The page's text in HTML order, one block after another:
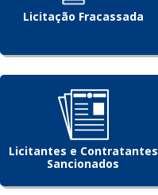
Licitação Fracassada
Licitantes e Contratantes
Sancionados